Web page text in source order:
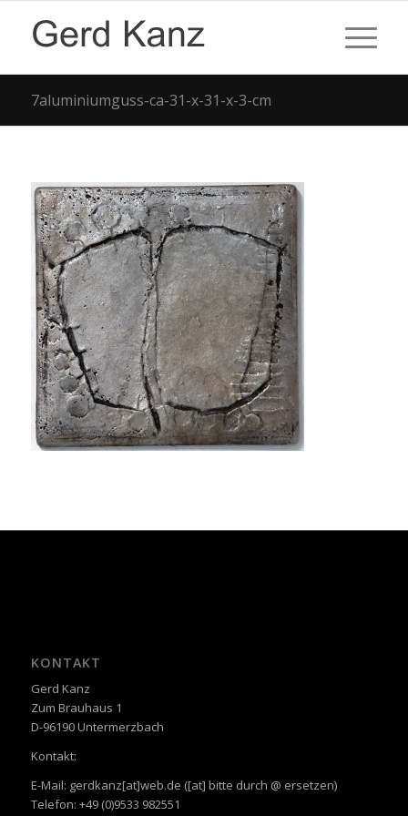
7aluminiumguss-ca-31-x-31-x-3-cm
KONTAKT
Gerd Kanz
Zum Brauhaus 1
D-96190 Untermerzbach
Kontakt:
E-Mail: gerdkanz[at]web.de ([at] bitte durch @ ersetzen)
Telefon: +49 (0)9533 982551